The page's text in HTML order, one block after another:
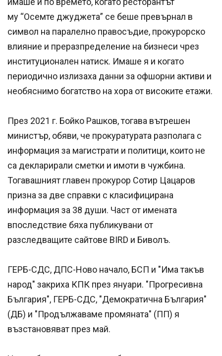
му “Осемте джуджета” се беше превърнал в
символ на паралелно правосъдие, прокурорско
влияние и преразпределение на бизнеси чрез
институционален натиск. Имаше я и когато
периодично излизаха данни за офшорни активи и
необяснимо богатство на хора от високите етажи.
През 2021 г. Бойко Рашков, тогава вътрешен
министър, обяви, че прокуратурата разполага с
информация за магистрати и политици, които не
са декларирали сметки и имоти в чужбина.
Тогавашният главен прокурор Сотир Цацаров
призна за две справки с класифицирана
информация за 38 души. Част от имената
впоследствие бяха публикувани от
разследващите сайтове BIRD и Биволъ.
ГЕРБ-СДС, ДПС-Ново начало, БСП и "Има такъв
народ" закриха КПК през януари. "Прогресивна
България", ГЕРБ-СДС, "Демократична България"
(ДБ) и "Продължаваме промяната" (ПП) я
възстановяват през май.